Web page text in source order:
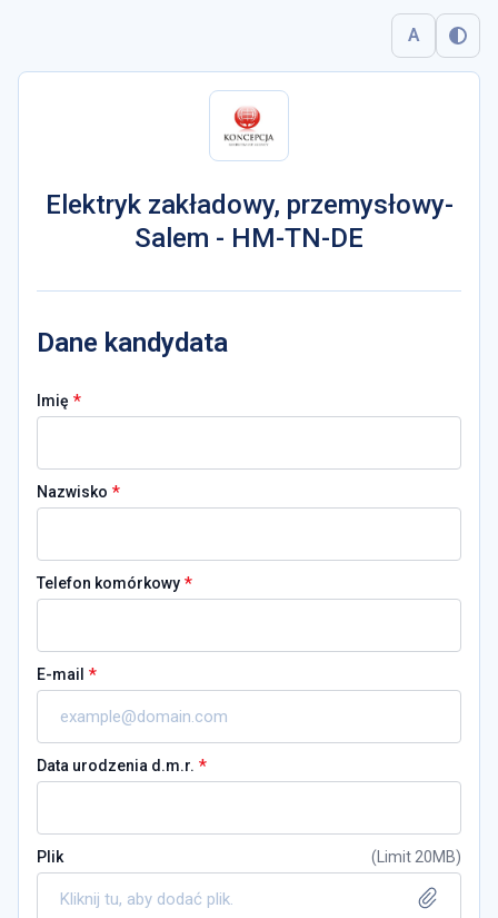
A
Elektryk zakładowy, przemysłowy-
Salem - HM-TN-DE
Dane kandydata
Imię *
Nazwisko *
Telefon komórkowy *
E-mail *
Data urodzenia d.m.r. *
Plik ( Limit 20MB)
Kliknij tu, aby dodać plik.